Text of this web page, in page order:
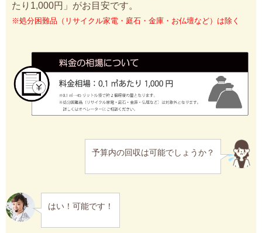
たり1,000円」がお目安です。
※処分困難品（リサイクル家電・庭石・金庫・お仏壇など）は除く
予算内の回収は可能でしょうか？
はい！可能です！